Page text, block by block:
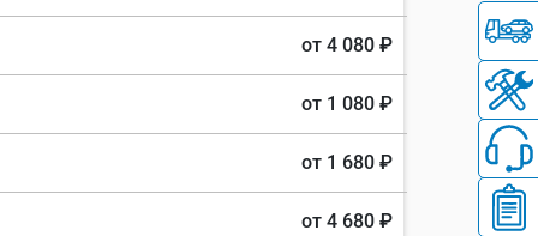
от 4 080 ₽
от 1 080 ₽
от 1 680 ₽
от 4 680 ₽